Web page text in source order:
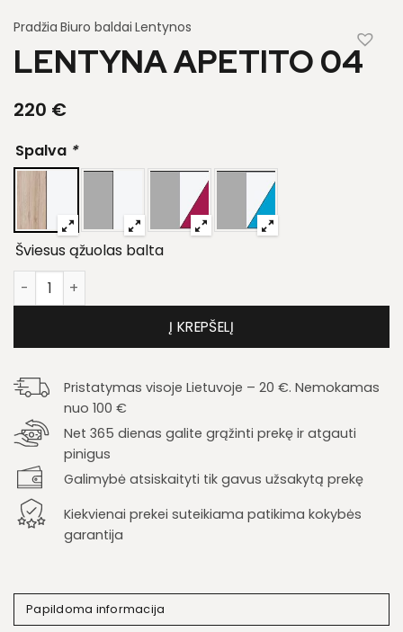
Pradžia Biuro baldai Lentynos
LENTYNA APETITO 04
220 €
Spalva *
Šviesus ąžuolas balta
produkto kiekis: Lentyna Apetito 04
Į KREPŠELĮ
Pristatymas visoje Lietuvoje – 20 €. Nemokamas
nuo 100 €
Net 365 dienas galite grąžinti prekę ir atgauti
pinigus
Galimybė atsiskaityti tik gavus užsakytą prekę
Kiekvienai prekei suteikiama patikima kokybės
garantija
Papildoma informacija